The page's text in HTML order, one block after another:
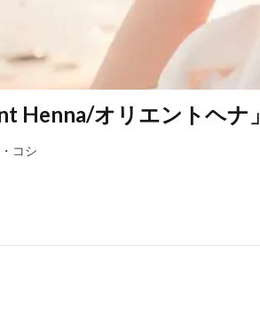
Henna/オリエントヘナ」
コシ